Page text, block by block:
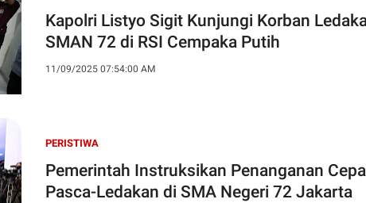
Kapolri Listyo Sigit Kunjungi Korban
SMAN 72 di RSI Cempaka Putih
11/09/2025 07:54:00 AM
PERISTIWA
Pemerintah Instruksikan Penanganan
Pasca-Ledakan di SMA Negeri 72 Jakarta